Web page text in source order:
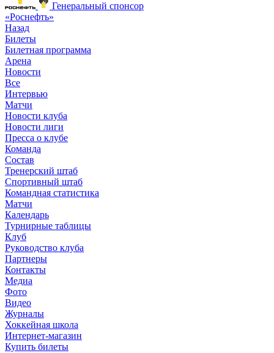
Генеральный спонсор
«Роснефть»
Назад
Билеты
Билетная программа
Арена
Новости
Все
Интервью
Матчи
Новости клуба
Новости лиги
Пресса о клубе
Команда
Состав
Тренерский штаб
Спортивный штаб
Командная статистика
Матчи
Календарь
Турнирные таблицы
Клуб
Руководство клуба
Партнеры
Контакты
Медиа
Фото
Видео
Журналы
Хоккейная школа
Интернет-магазин
Купить билеты